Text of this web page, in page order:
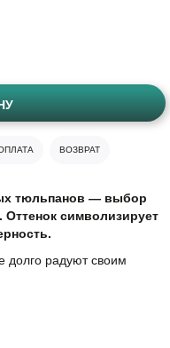
ВОЗВРАТ
тюльпанов — выбор
Оттенок символизирует
долго радуют своим